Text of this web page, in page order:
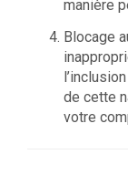
manière
Blocage
de cette
votre